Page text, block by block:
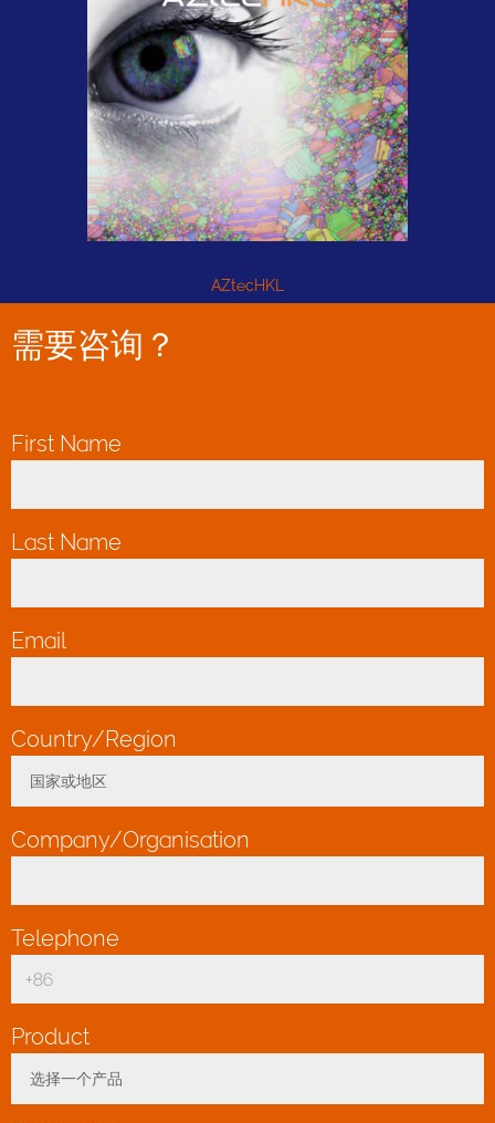
AZtecHKL
需要咨询？
First Name
Last Name
Email
Country/Region
国家或地区
Company/Organisation
Telephone
Product
选择一个产品